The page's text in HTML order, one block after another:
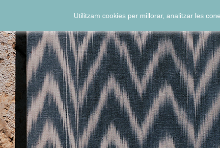
Utilitzam cookies per millorar, analitzar les